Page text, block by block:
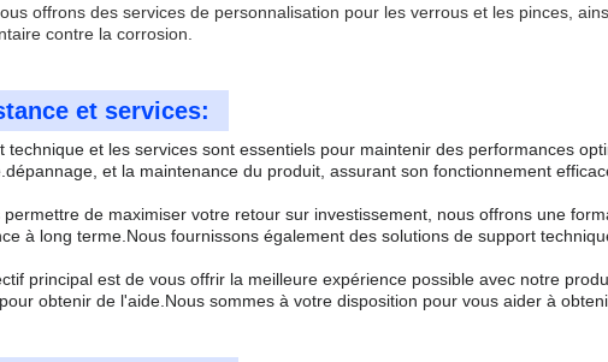
offrons des services de personnalisation pour les verrous et les pinces,
contre la corrosion.
et services:
technique et les services sont essentiels pour maintenir des performances
et la maintenance du produit, assurant son fonctionnement
permettre de maximiser votre retour sur investissement, nous offrons une
à long terme.Nous fournissons également des solutions de support
principal est de vous offrir la meilleure expérience possible avec notre
obtenir de l'aide.Nous sommes à votre disposition pour vous aider à